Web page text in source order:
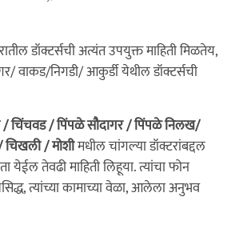
डॉक्टर्सची अत्यंत उपयुक्त माहिती मिळतेय,
वाकड/निगडी/ आकुर्डी येथील डॉक्टर्सची
/ चिंचवड / पिंपळे सौदागर / पिंपळे निलख/
चिखली / मोशीमधील चांगल्या डॉक्टरांबद्दल
येईल तेवढी माहिती लिहूया. त्यांचा फोन
त्यांच्या कामाच्या वेळा, आलेला अनुभव